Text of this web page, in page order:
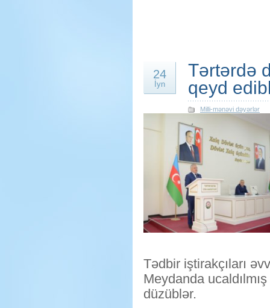
24
İyn
Tərtərdə
qeyd
Milli-mənəvi dəyərlər
Tədbir iştirakçıları
Meydanda
düzüblər.